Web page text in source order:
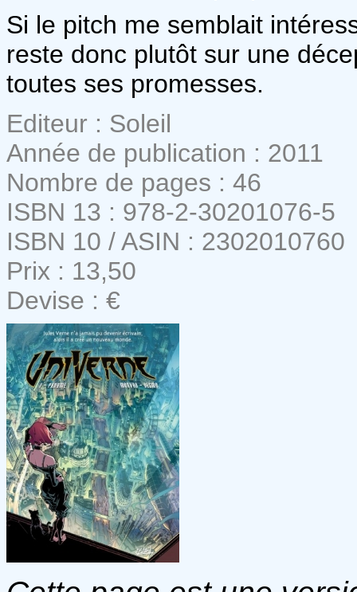
Si le pitch me semblait
reste donc plutôt sur une
toutes ses promesses.
Editeur : Soleil
Année de publication : 2011
Nombre de pages : 46
ISBN 13 : 978-2-30201076-5
ISBN 10 / ASIN : 2302010760
Prix : 13,50
Devise : €